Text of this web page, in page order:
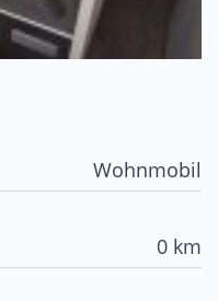
Wohnmobil
0 km